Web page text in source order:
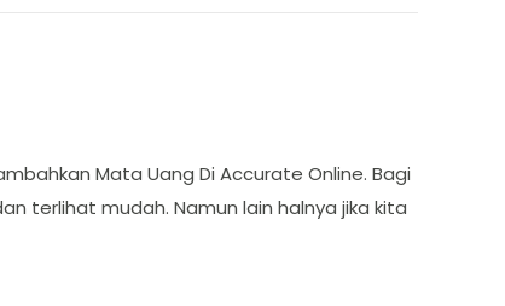
Mata Uang Di Accurate Online. Bagi
terlihat mudah. Namun lain halnya jika kita